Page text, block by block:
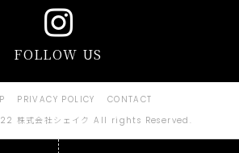
FOLLOW US
PRIVACY POLICY
CONTACT
株式会社シェイク All rights Reserved.